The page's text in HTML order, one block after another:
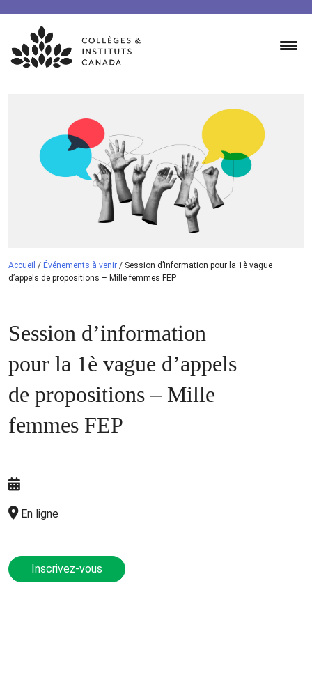
Skip
content
Accueil / Événements à venir / Session d’information pour la 1è vague
d’appels de propositions – Mille femmes FEP
Session d’information
pour la 1è vague d’appels
de propositions – Mille
femmes FEP
En ligne
Inscrivez-vous